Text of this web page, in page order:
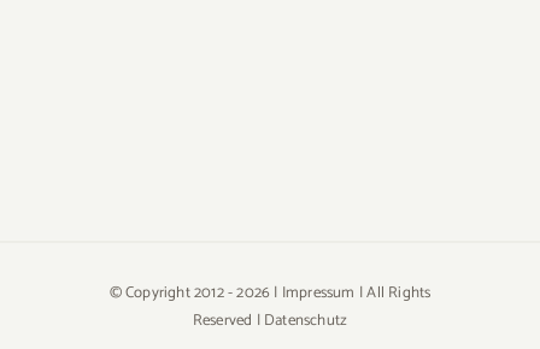
© Copyright 2012 -2026 | Impressum | All Rights
Reserved |Datenschutz